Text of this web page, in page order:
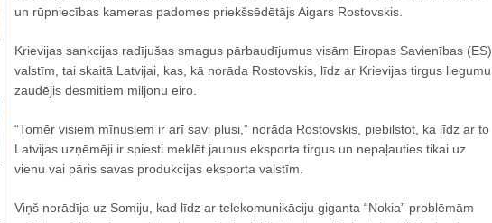
un rūpniecības kameras padomes priekšsēdētājs Aigars Rostovskis.
Krievijas sankcijas radījušas smagus pārbaudījumus visām Eiropas Savienības (ES)
valstīm, tai skaitā Latvijai, kas, kā norāda Rostovskis, līdz ar Krievijas tirgus liegumu
zaudējis desmitiem miljonu eiro.
“Tomēr visiem mīnusiem ir arī savi plusi,” norāda Rostovskis, piebilstot, ka līdz ar to
Latvijas uzņēmēji ir spiesti meklēt jaunus eksporta tirgus un nepaļauties tikai uz
vienu vai pāris savas produkcijas eksporta valstīm.
Viņš norādīja uz Somiju, kad līdz ar telekomunikāciju giganta “Nokia” problēmām